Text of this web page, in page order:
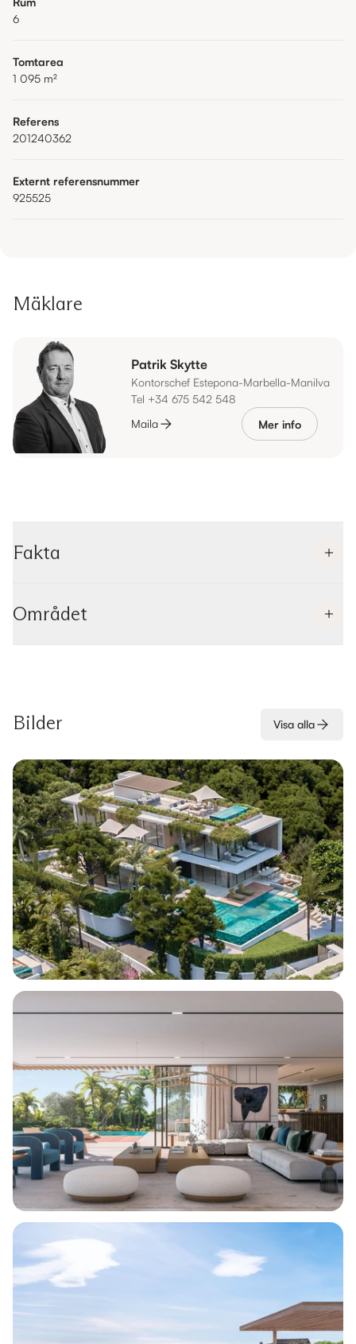
6
Tomtarea
1 095 m²
Referens
201240362
Externt referensnummer
925525
Mäklare
Patrik Skytte
Kontorschef Estepona-Marbella-Manilva
Tel +34 675 542 548
Maila
Mer info
Fakta
Området
Bilder Visa alla